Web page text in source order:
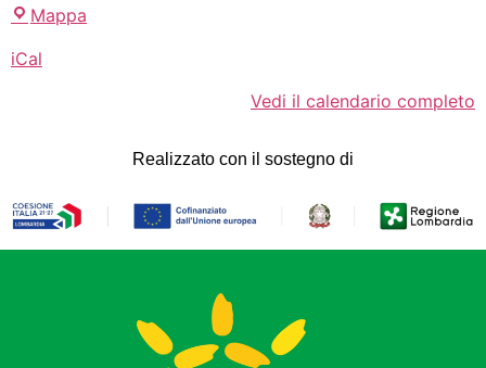
Mappa
iCal
Vedi il calendario completo
Realizzato con il sostegno di